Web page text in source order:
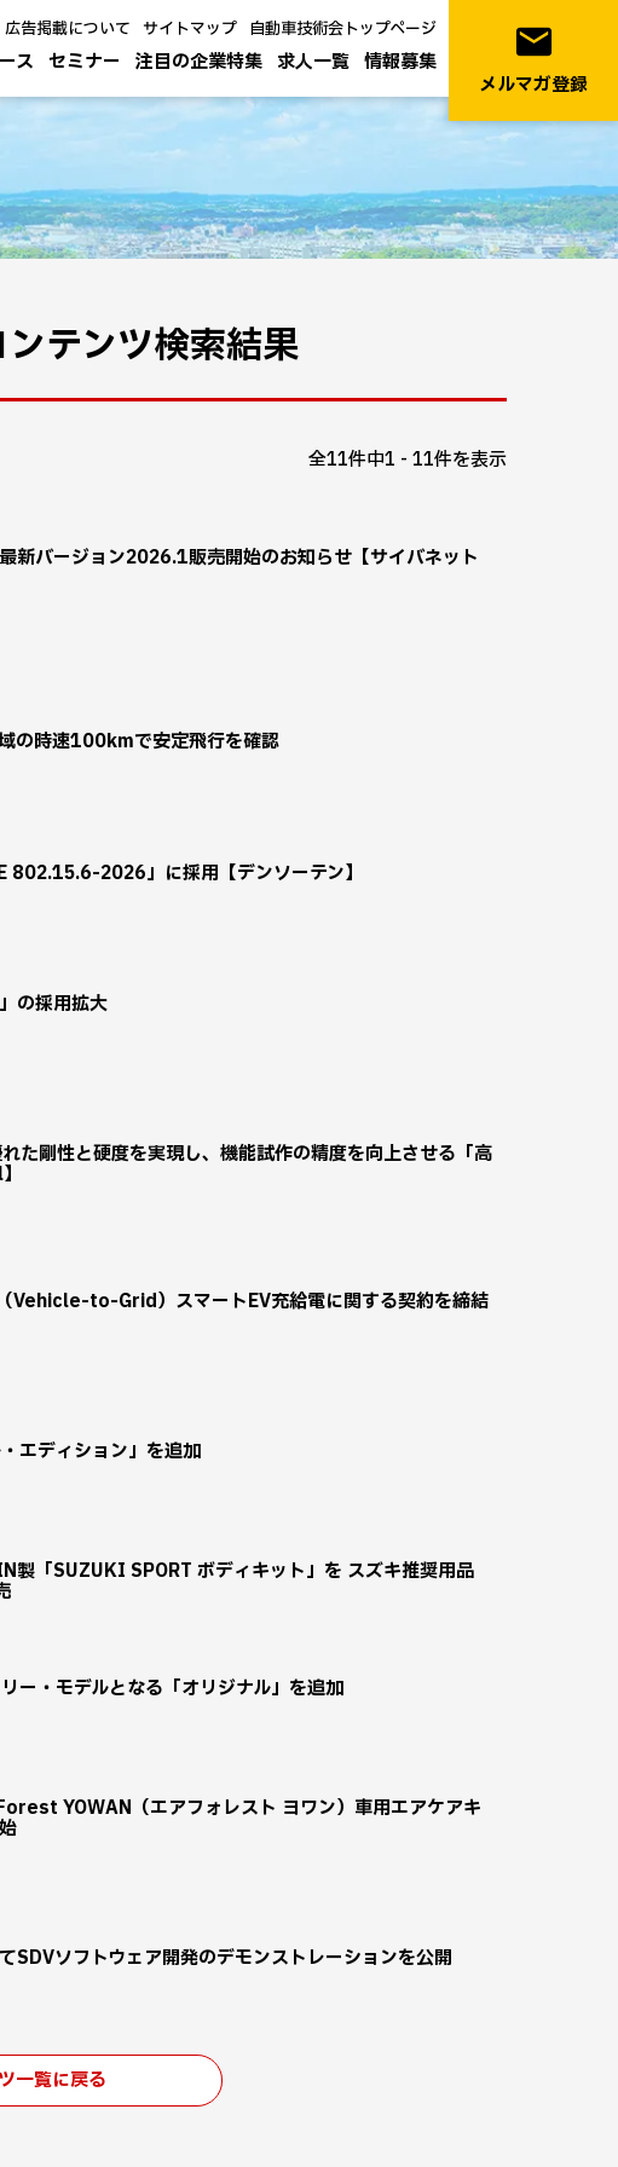
ス セミナー 注目の企業特集 求人一覧 情報募集
広告掲載について サイトマップ 自動車技術会トップページ email
メルマガ登録
テンツ検索結果
全11件中1 - 11件を表示
新バージョン2026.1販売開始のお知らせ【サイバネット
の時速100kmで安定飛行を確認
802.15.6-2026」に採用【デンソーテン】
の採用拡大
た剛性と硬度を実現し、機能試作の精度を向上させる「高
Vehicle-to-Grid）スマートEV充給電に関する契約を締結
エディション」を追加
製「SUZUKI SPORT ボディキット」を スズキ推奨用品
ー・モデルとなる「オリジナル」を追加
YOWAN（エアフォレスト ヨワン）車用エアケアキ
ソフトウェア開発のデモンストレーションを公開
一覧に戻る